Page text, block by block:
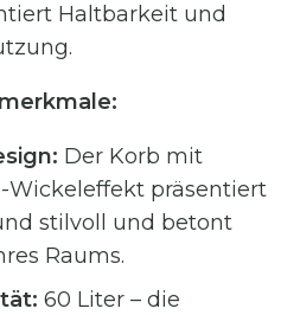
Haltbarkeit und
Der Korb mit
Wickeleffekt präsentiert
stilvoll und betont
Raums.
60 Liter – die